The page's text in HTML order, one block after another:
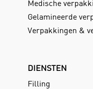
Medische
Gelamineerde
Verpakkingen &
DIENSTEN
Filling